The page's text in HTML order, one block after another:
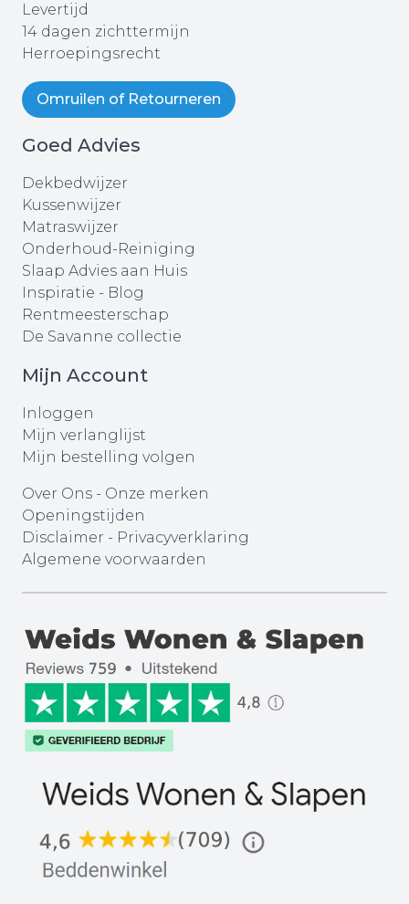
Levertijd
14 dagen zichttermijn
Herroepingsrecht
Omruilen of Retourneren
Goed Advies
Dekbedwijzer
Kussenwijzer
Matraswijzer
Onderhoud-Reiniging
Slaap Advies aan Huis
Inspiratie - Blog
Rentmeesterschap
De Savanne collectie
Mijn Account
Inloggen
Mijn verlanglijst
Mijn bestelling volgen
Over Ons - Onze merken
Openingstijden
Disclaimer - Privacyverklaring
Algemene voorwaarden